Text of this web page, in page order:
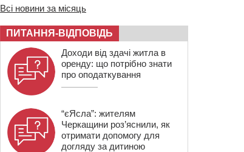
Всі новини за місяць
ПИТАННЯ-ВІДПОВІДЬ
Доходи від здачі житла в
оренду: що потрібно знати
про оподаткування
“єЯсла”: жителям
Черкащини роз’яснили, як
отримати допомогу для
догляду за дитиною